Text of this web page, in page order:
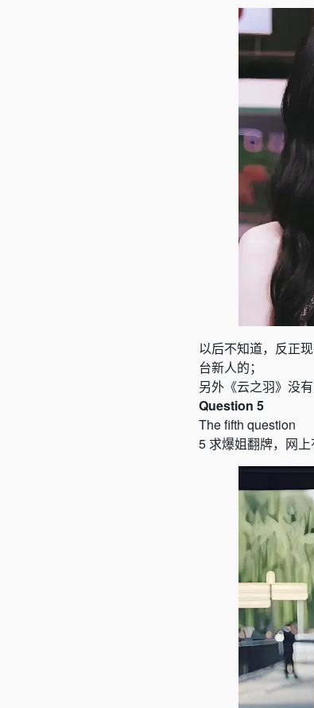
以后不知道，反正
台新人的；
另外《云之羽》没
Question 5
The fifth question
5 求爆姐翻牌，网